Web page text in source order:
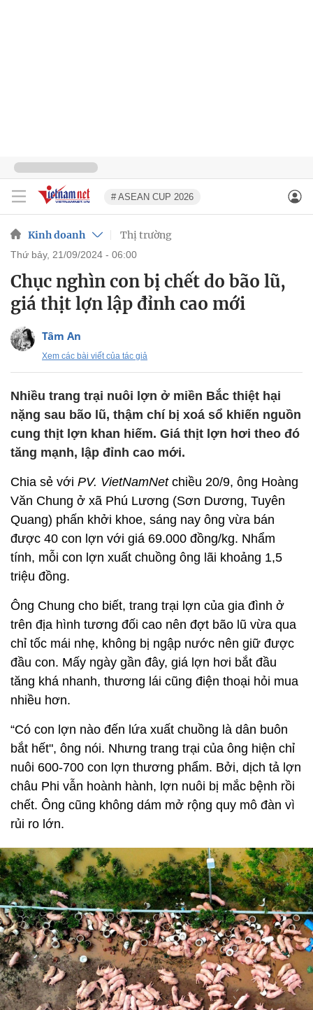
# ASEAN CUP 2026
Kinh doanh Thị trường
thứ bảy, 21/09/2024 - 06:00
Chục nghìn con bị chết do bão lũ,
giá thịt lợn lập đỉnh cao mới
Tâm An
Xem các bài viết của tác giả
Nhiều trang trại nuôi lợn ở miền Bắc thiệt hại
nặng sau bão lũ, thậm chí bị xoá sổ khiến nguồn
cung thịt lợn khan hiếm. Giá thịt lợn hơi theo đó
tăng mạnh, lập đỉnh cao mới.
Chia sẻ với PV. VietNamNetchiều 20/9, ông Hoàng
Văn Chung ở xã Phú Lương (Sơn Dương, Tuyên
Quang) phấn khởi khoe, sáng nay ông vừa bán
được 40 con lợn với giá 69.000 đồng/kg. Nhẩm
tính, mỗi con lợn xuất chuồng ông lãi khoảng 1,5
triệu đồng.
Ông Chung cho biết, trang trại lợn của gia đình ở
trên địa hình tương đối cao nên đợt bão lũ vừa qua
chỉ tốc mái nhẹ, không bị ngập nước nên giữ được
đầu con. Mấy ngày gần đây, giá lợn hơi bắt đầu
tăng khá nhanh, thương lái cũng điện thoại hỏi mua
nhiều hơn.
“Có con lợn nào đến lứa xuất chuồng là dân buôn
bắt hết", ông nói. Nhưng trang trại của ông hiện chỉ
nuôi 600-700 con lợn thương phẩm. Bởi, dịch tả lợn
châu Phi vẫn hoành hành, lợn nuôi bị mắc bệnh rồi
chết. Ông cũng không dám mở rộng quy mô đàn vì
rủi ro lớn.